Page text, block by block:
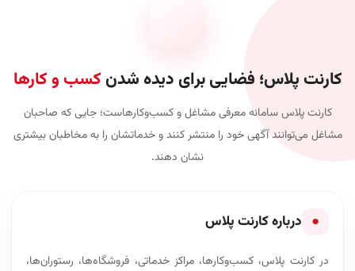
کارنت پلاس؛ فضایی برای دیده شدن کسب و کارها
کارنت پلاس سامانه معرفی مشاغل و کسب‌وکارهاست؛ جایی که صاحبان
مشاغل می‌توانند آگهی خود را منتشر کنند و خدماتشان را به مخاطبان بیشتری
نشان دهند.
● درباره کارنت پلاس
در کارنت پلاس، کسب‌وکارها، مراکز خدماتی، فروشگاه‌ها، رستوران‌ها،